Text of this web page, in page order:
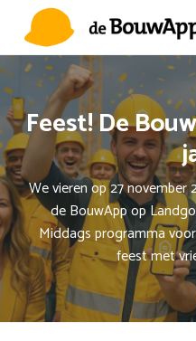
r
i
g
n
a
a
r
d
e
h
o
o
o
r
a
a
r
d
e
h
o
o
f
d
r
i
g
n
a
a
r
d
e
v
o
e
D
e
B
o
u
w
A
p
p
Duurzame
Omgevingscommunicatie
Feest! De
We vieren op 27 november
de BouwApp op
Middags programma
feest met